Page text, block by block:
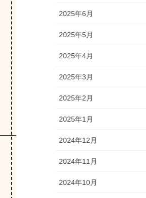
2025年6月
2025年5月
2025年4月
2025年3月
2025年2月
2025年1月
2024年12月
2024年11月
2024年10月